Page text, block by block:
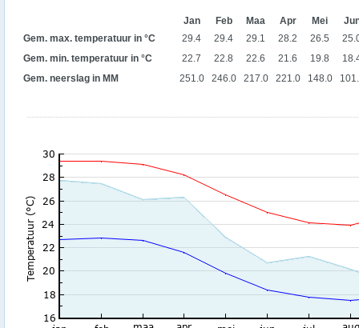
Jan Feb Maa Apr Mei
Gem. max. temperatuur in °C
29.4 29.4 29.1 28.2 26.5
Gem. min. temperatuur in °C
22.7 22.8 22.6 21.6 19.8
Gem. neerslag in MM
251.0 246.0 217.0 221.0 148.0